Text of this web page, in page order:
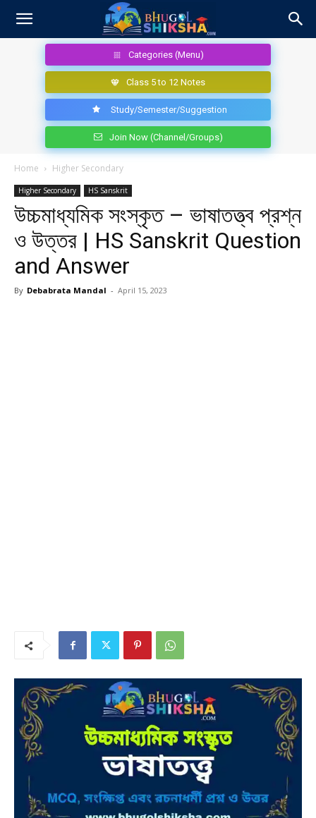
Categories (Menu)
Class 5 to 12 Notes
Study/Semester/Suggestion
Join Now (Channel/Groups)
Home Higher Secondary
Higher Secondary HS Sanskrit
উচ্চমাধ্যমিক সংস্কৃত – ভাষাতত্ত্ব প্রশ্ন
ও উত্তর | HS Sanskrit Question
and Answer
By Debabrata Mandal - April 15, 2023